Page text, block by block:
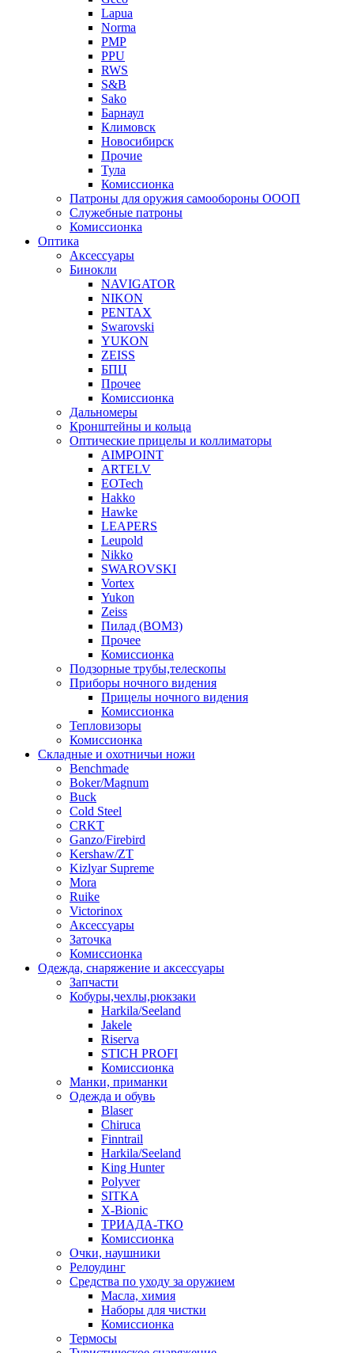
Lapua
Norma
PMP
PPU
RWS
S&B
Sako
Барнаул
Климовск
Новосибирск
Прочие
Тула
Комиссионка
Патроны для оружия самообороны ОООП
Служебные патроны
Комиссионка
Оптика
Аксессуары
Бинокли
NAVIGATOR
NIKON
PENTAX
Swarovski
YUKON
ZEISS
БПЦ
Прочее
Комиссионка
Дальномеры
Кронштейны и кольца
Оптические прицелы и коллиматоры
AIMPOINT
ARTELV
EOTech
Hakko
Hawke
LEAPERS
Leupold
Nikko
SWAROVSKI
Vortex
Yukon
Zeiss
Пилад (ВОМЗ)
Прочее
Комиссионка
Подзорные трубы,телескопы
Приборы ночного видения
Прицелы ночного видения
Комиссионка
Тепловизоры
Комиссионка
Складные и охотничьи ножи
Benchmade
Boker/Magnum
Buck
Cold Steel
CRKT
Ganzo/Firebird
Kershaw/ZT
Kizlyar Supreme
Mora
Ruike
Victorinox
Аксессуары
Заточка
Комиссионка
Одежда, снаряжение и аксессуары
Запчасти
Кобуры,чехлы,рюкзаки
Harkila/Seeland
Jakele
Riserva
STICH PROFI
Комиссионка
Манки, приманки
Одежда и обувь
Blaser
Chiruca
Finntrail
Harkila/Seeland
King Hunter
Polyver
SITKA
X-Bionic
ТРИАДА-ТКО
Комиссионка
Очки, наушники
Релоудинг
Средства по уходу за оружием
Масла, химия
Наборы для чистки
Комиссионка
Термосы